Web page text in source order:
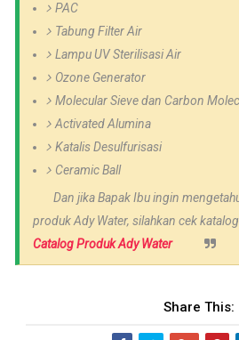
PAC
Tabung Filter Air
Lampu UV Sterilisasi Air
Ozone Generator
Molecular Sieve dan Carbon
Activated Alumina
Katalis Desulfurisasi
Ceramic Ball
Dan jika Bapak Ibu ingin
produk Ady Water, silahkan cek
Catalog Produk Ady Water
Share This: